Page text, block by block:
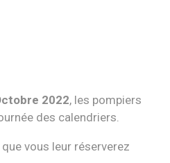
2022, les pompiers
des calendriers.
vous leur réserverez